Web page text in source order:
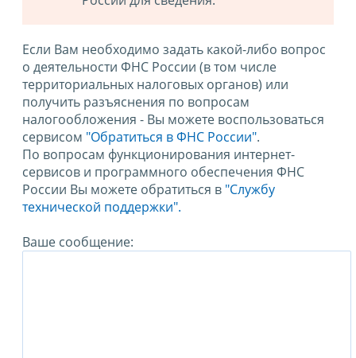
Если Вам необходимо задать какой-либо вопрос
о деятельности ФНС России (в том числе
территориальных налоговых органов) или
получить разъяснения по вопросам
налогообложения - Вы можете воспользоваться
сервисом "Обратиться в ФНС России".
По вопросам функционирования интернет-
сервисов и программного обеспечения ФНС
России Вы можете обратиться в "Службу
технической поддержки".
Ваше сообщение: